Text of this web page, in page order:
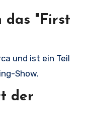
das "First
und ist ein Teil
Show.
der